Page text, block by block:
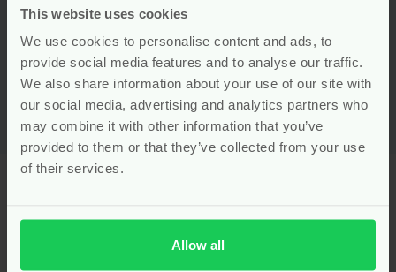
This website uses cookies
We use cookies to personalise content and ads, to
provide social media features and to analyse our traffic.
We also share information about your use of our site with
our social media, advertising and analytics partners who
may combine it with other information that you’ve
provided to them or that they’ve collected from your use
of their services.
Allow all
Voor9.99
Bekijken
voedingssupplementen
afgestemd op elke levensfase